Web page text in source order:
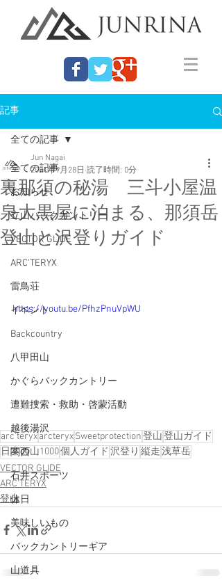
記事
全ての記事
お知らせ
立山バックカントリー
VECTOR GLIDE
ARC'TERYX
雷鳥荘
イベント
Backcountry
八甲田山
かぐらバックカントリー
遭難捜索・救助・啓蒙活動
越後湯沢
関西
石井スポーツ
休日
美味しいもの
バックカントリーギア
山道具
全ての記事
裏那須の秘湯 三斗小屋温
泉大黒屋に泊まる、那須岳
登山と沢登りガイド
Jun Nagai
2021年9月28日 読了時間: 0分
https://youtu.be/PfhzPnuVpWU
arc'teryxarcteryxSweetprotection登山登山ガイド
日本の山1000個人ガイド 沢登り 縦走浅草岳
VECTOR GLIDE
ARC'TERYX
登山